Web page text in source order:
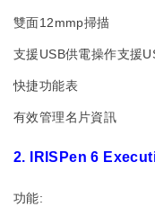
雙面12mmp掃描
支援USB供電操作支援
快捷功能表
有效管理名片資訊
2. IRISPen 6
功能: